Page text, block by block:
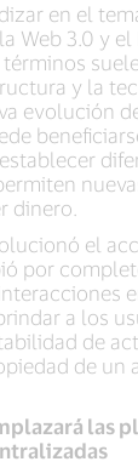
en el
Web 3.0 y
y la
evolución
dinero.
el
por
a los
de
de un
las